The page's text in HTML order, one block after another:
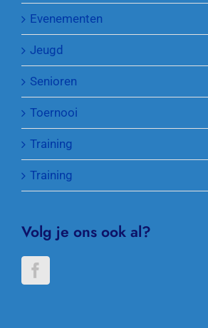
Evenementen
Jeugd
Senioren
Toernooi
Training
Training
Volg je ons ook al?